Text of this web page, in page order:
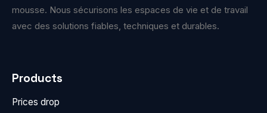
mousse. Nous sécurisons les espaces de vie et de travail
avec des solutions fiables, techniques et durables.
Products
Prices drop